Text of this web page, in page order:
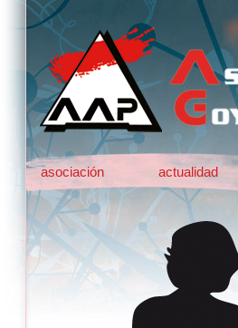
asociación actualidad